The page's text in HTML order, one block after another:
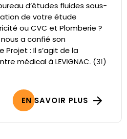
d’études fluides sous-
de votre étude
ou CVC et Plomberie ?
nous a confié son
Projet : Il s’agit de la
médical à LEVIGNAC. (31)
EN SAVOIR PLUS